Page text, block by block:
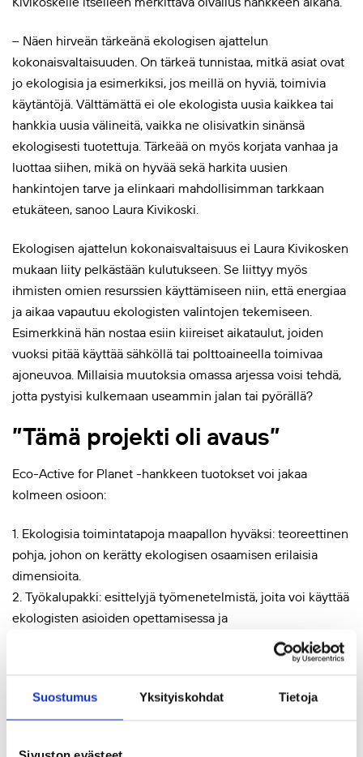
Suostumus Yksityiskohdat Tietoja
Sivuston evästeet
– Näen hirveän tärkeänä ekologisen ajattelun
kokonaisvaltaisuuden. On tärkeä tunnistaa, mitkä asiat ovat
jo ekologisia ja esimerkiksi, jos meillä on hyviä, toimivia
käytäntöjä. Välttämättä ei ole ekologista uusia kaikkea tai
hankkia uusia välineitä, vaikka ne olisivatkin sinänsä
ekologisesti tuotettuja. Tärkeää on myös korjata vanhaa ja
luottaa siihen, mikä on hyvää sekä harkita uusien
hankintojen tarve ja elinkaari mahdollisimman tarkkaan
etukäteen, sanoo Laura Kivikoski.
Ekologisen ajattelun kokonaisvaltaisuus ei Laura Kivikosken
mukaan liity pelkästään kulutukseen. Se liittyy myös
ihmisten omien resurssien käyttämiseen niin, että energiaa
ja aikaa vapautuu ekologisten valintojen tekemiseen.
Esimerkkinä hän nostaa esiin kiireiset aikataulut, joiden
vuoksi pitää käyttää sähköllä tai polttoaineella toimivaa
ajoneuvoa. Millaisia muutoksia omassa arjessa voisi tehdä,
jotta pystyisi kulkemaan useammin jalan tai pyörällä?
”Tämä projekti oli avaus”
Eco-Active for Planet -hankkeen tuotokset voi jakaa
kolmeen osioon:
1. Ekologisia toimintatapoja maapallon hyväksi: teoreettinen
pohja, johon on kerätty ekologisen osaamisen erilaisia
dimensioita.
2. Työkalupakki: esittelyjä työmenetelmistä, joita voi käyttää
ekologisten asioiden opettamisessa ja
3. Manuaali kouluttajille: materiaalikooste sekä sitä avaava
liittyvistä kysymyksistä.